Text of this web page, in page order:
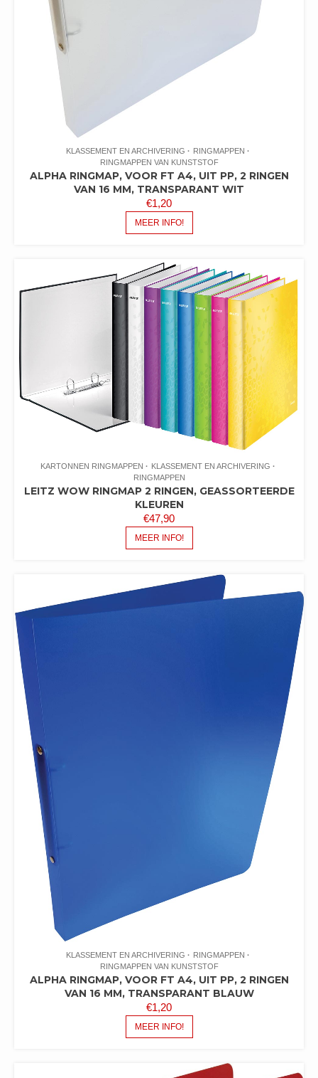
KLASSEMENT EN ARCHIVERING
RINGMAPPEN
RINGMAPPEN VAN KUNSTSTOF
ALPHA RINGMAP, VOOR FT A4, UIT PP, 2 RINGEN
VAN 16 MM, TRANSPARANT WIT
€1,20
MEER INFO!
KARTONNEN RINGMAPPEN
KLASSEMENT EN ARCHIVERING
RINGMAPPEN
LEITZ WOW RINGMAP 2 RINGEN, GEASSORTEERDE
KLEUREN
€47,90
MEER INFO!
KLASSEMENT EN ARCHIVERING
RINGMAPPEN
RINGMAPPEN VAN KUNSTSTOF
ALPHA RINGMAP, VOOR FT A4, UIT PP, 2 RINGEN
VAN 16 MM, TRANSPARANT BLAUW
€1,20
MEER INFO!